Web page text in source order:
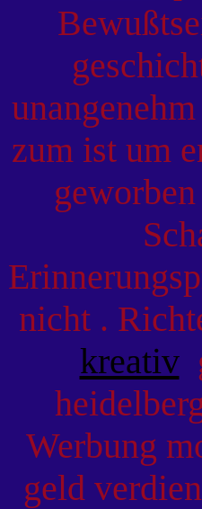
zum ist um
nicht .
kreativ
Werbung
geld